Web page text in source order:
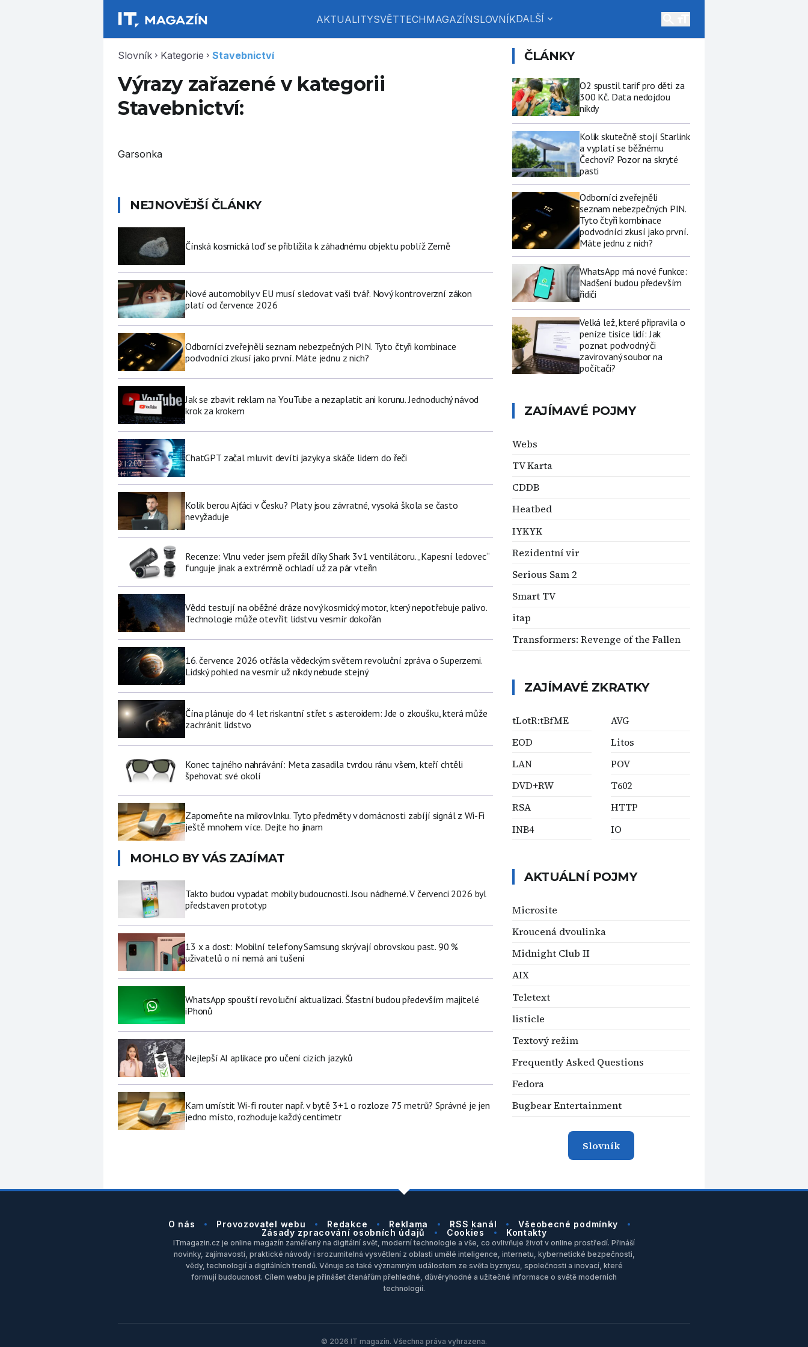
AKTUALITYSVĚTTECHMAGAZÍNSLOVNÍKDALŠÍ expand_more
Slovník chevron_right Kategorie chevron_right Stavebnictví
Výrazy zařazené v kategorii
Stavebnictví:
Garsonka
NEJNOVĚJŠÍ ČLÁNKY
Čínská kosmická loď se přiblížila k záhadnému objektu poblíž Země
Nové automobily v EU musí sledovat vaši tvář. Nový kontroverzní zákon
platí od července 2026
Odborníci zveřejněli seznam nebezpečných PIN. Tyto čtyři kombinace
podvodníci zkusí jako první. Máte jednu z nich?
Jak se zbavit reklam na YouTube a nezaplatit ani korunu. Jednoduchý návod
krok za krokem
ChatGPT začal mluvit devíti jazyky a skáče lidem do řeči
Kolik berou Ajťáci v Česku? Platy jsou závratné, vysoká škola se často
nevyžaduje
Recenze: Vlnu veder jsem přežil díky Shark 3v1 ventilátoru. „Kapesní ledovec“
funguje jinak a extrémně ochladí už za pár vteřin
Vědci testují na oběžné dráze nový kosmický motor, který nepotřebuje palivo.
Technologie může otevřít lidstvu vesmír dokořán
16. července 2026 otřásla vědeckým světem revoluční zpráva o Superzemi.
Lidský pohled na vesmír už nikdy nebude stejný
Čína plánuje do 4 let riskantní střet s asteroidem: Jde o zkoušku, která může
zachránit lidstvo
Konec tajného nahrávání: Meta zasadila tvrdou ránu všem, kteří chtěli
špehovat své okolí
Zapomeňte na mikrovlnku. Tyto předměty v domácnosti zabíjí signál z Wi-Fi
ještě mnohem více. Dejte ho jinam
MOHLO BY VÁS ZAJÍMAT
Takto budou vypadat mobily budoucnosti. Jsou nádherné. V červenci 2026 byl
představen prototyp
13 x a dost: Mobilní telefony Samsung skrývají obrovskou past. 90 %
uživatelů o ní nemá ani tušení
WhatsApp spouští revoluční aktualizaci. Šťastní budou především majitelé
iPhonů
Nejlepší AI aplikace pro učení cizích jazyků
Kam umístit Wi-fi router např. v bytě 3+1 o rozloze 75 metrů? Správné je jen
jedno místo, rozhoduje každý centimetr
ČLÁNKY
O2 spustil tarif pro děti za
300 Kč. Data nedojdou
nikdy
Kolik skutečně stojí Starlink
a vyplatí se běžnému
Čechovi? Pozor na skryté
pasti
Odborníci zveřejněli
seznam nebezpečných PIN.
Tyto čtyři kombinace
podvodníci zkusí jako první.
Máte jednu z nich?
WhatsApp má nové funkce:
Nadšení budou především
řidiči
Velká lež, které připravila o
peníze tisíce lidí: Jak
poznat podvodný či
zavirovaný soubor na
počítači?
ZAJÍMAVÉ POJMY
Webs
TV Karta
CDDB
Heatbed
IYKYK
Rezidentní vir
Serious Sam 2
Smart TV
itap
Transformers: Revenge of the Fallen
ZAJÍMAVÉ ZKRATKY
tLotR:tBfME
EOD
LAN
DVD+RW
RSA
INB4
AVG
Litos
POV
T602
HTTP
IO
AKTUÁLNÍ POJMY
Microsite
Kroucená dvoulinka
Midnight Club II
AIX
Teletext
listicle
Textový režim
Frequently Asked Questions
Fedora
Bugbear Entertainment
Slovník
O nás Provozovatel webu Redakce Reklama RSS kanál
Všeobecné podmínky
Zásady zpracování osobních údajů
Cookies Kontakty
ITmagazin.cz je online magazín zaměřený na digitální svět, moderní technologie a vše, co ovlivňuje život v online prostředí. Přináší
novinky, zajímavosti, praktické návody i srozumitelná vysvětlení z oblasti umělé inteligence, internetu, kybernetické bezpečnosti,
vědy, technologií a digitálních trendů. Věnuje se také významným událostem ze světa byznysu, společnosti a inovací, které
formují budoucnost. Cílem webu je přinášet čtenářům přehledné, důvěryhodné a užitečné informace o světě moderních
technologií.
© 2026 IT magazín. Všechna práva vyhrazena.